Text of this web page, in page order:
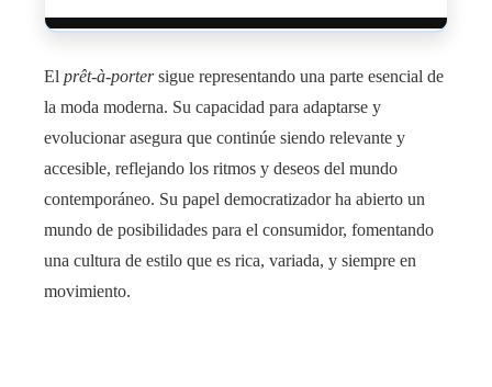
El prêt-à-portersigue representando una parte esencial de
la moda moderna. Su capacidad para adaptarse y
evolucionar asegura que continúe siendo relevante y
accesible, reflejando los ritmos y deseos del mundo
contemporáneo. Su papel democratizador ha abierto un
mundo de posibilidades para el consumidor, fomentando
una cultura de estilo que es rica, variada, y siempre en
movimiento.